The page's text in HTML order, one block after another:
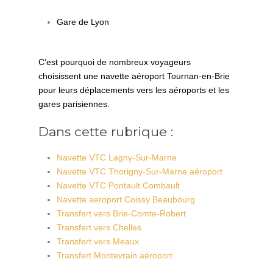
Gare de Lyon
C’est pourquoi de nombreux voyageurs
choisissent une navette aéroport Tournan-en-Brie
pour leurs déplacements vers les aéroports et les
gares parisiennes.
Dans cette rubrique :
Navette VTC Lagny-Sur-Marne
Navette VTC Thorigny-Sur-Marne aéroport
Navette VTC Pontault Combault
Navette aeroport Coissy Beaubourg
Transfert vers Brie-Comte-Robert
Transfert vers Chelles
Transfert vers Meaux
Transfert Montevrain aéroport